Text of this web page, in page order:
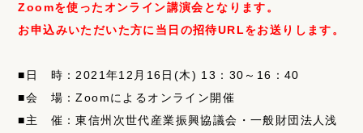
Zoomを使ったオンライン講演会となります。
お申込みいただいた方に当日の招待URLをお送りします。
■日 時：2021年12月16日(木) 13：30～16：40
■会 場：Zoomによるオンライン開催
■主 催：東信州次世代産業振興協議会・一般財団法人浅